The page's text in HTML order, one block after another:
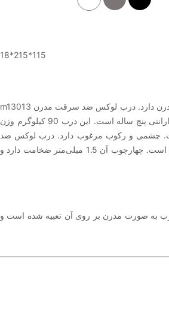
115*215*18
M13013 یکی از طراحی‌های منحصر به فرد را در درب لوکس ضد سرقت مدرن دارد. درب لوکس ضد سرقت مدرن m13013
در کاپیراش می تواند شخصی و سفارشی سازی شود و علاوه بر آن دارای گارانتی پنج ساله است. این درب 90 کیلوگرم وزن
چشمی و رکوب مرغوب دارد. درب لوکس ضد
سرقت مدرن m13013 با تکنولوژی رول فرمینگ قفل کاله ترک ساخته شده است. چهارچوب آن 1.5 میلی‌متر ضخامت دارد و
به صورت مدرن بر روی آن تعبیه شده است و